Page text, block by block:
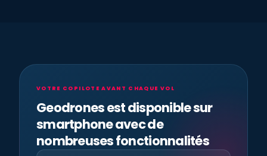
VOTRE COPILOTE AVANT CHAQUE VOL
Geodrones est disponible sur
smartphone avec de
nombreuses fonctionnalités